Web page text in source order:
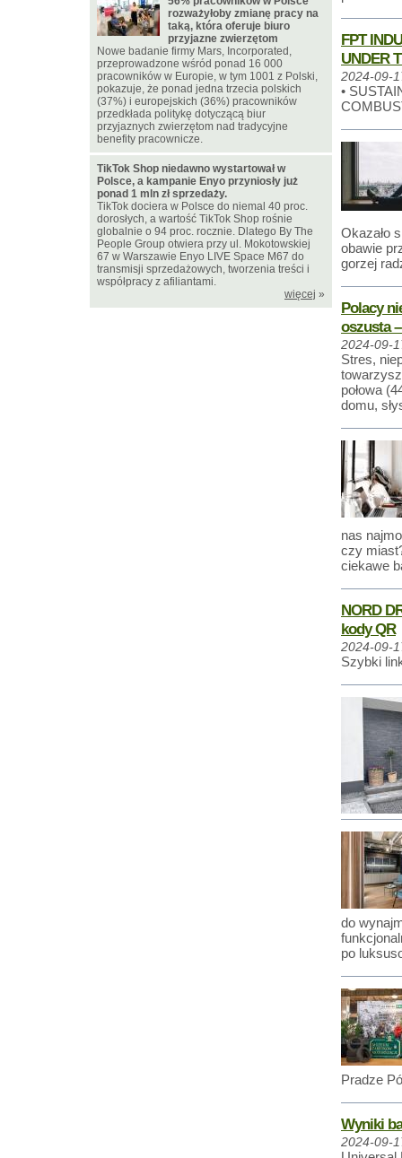
FPT
UNDER
2024-09-
•
Okazało
obawie
gorzej
Polacy
oszusta
2024-09-
Stres,
połowa
domu,
nas
czy
ciekawe
NORD
kody QR
2024-09-
Szybki
do
po
Pradze
Wyniki
2024-09-
rozważyłoby zmianę pracy na
taką, która oferuje biuro
przyjazne zwierzętom
Nowe badanie firmy Mars, Incorporated,
przeprowadzone wśród ponad 16 000
pracowników w Europie, w tym 1001 z Polski,
pokazuje, że ponad jedna trzecia polskich
(37%) i europejskich (36%) pracowników
przedkłada politykę dotyczącą biur
przyjaznych zwierzętom nad tradycyjne
benefity pracownicze.
TikTok Shop niedawno wystartował w
Polsce, a kampanie Enyo przyniosły już
ponad 1 mln zł sprzedaży.
TikTok dociera w Polsce do niemal 40 proc.
dorosłych, a wartość TikTok Shop rośnie
globalnie o 94 proc. rocznie. Dlatego By The
People Group otwiera przy ul. Mokotowskiej
67 w Warszawie Enyo LIVE Space M67 do
transmisji sprzedażowych, tworzenia treści i
współpracy z afiliantami.
więcej »